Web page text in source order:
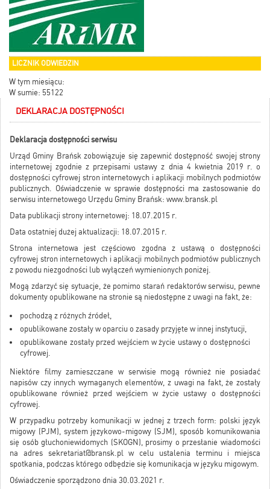
LICZNIK ODWIEDZIN
W tym miesiącu:
W sumie: 55122
DEKLARACJA DOSTĘPNOŚCI
Deklaracja dostępności serwisu
Urząd Gminy Brańsk zobowiązuje się zapewnić dostępność swojej strony
internetowej zgodnie z przepisami ustawy z dnia 4 kwietnia 2019 r. o
dostępności cyfrowej stron internetowych i aplikacji mobilnych podmiotów
publicznych. Oświadczenie w sprawie dostępności ma zastosowanie do
serwisu internetowego Urzędu Gminy Brańsk: www.bransk.pl
Data publikacji strony internetowej: 18.07.2015 r.
Data ostatniej dużej aktualizacji: 18.07.2015 r.
Strona internetowa jest częściowo zgodna z ustawą o dostępności
cyfrowej stron internetowych i aplikacji mobilnych podmiotów publicznych
z powodu niezgodności lub wyłączeń wymienionych poniżej.
Mogą zdarzyć się sytuacje, że pomimo starań redaktorów serwisu, pewne
dokumenty opublikowane na stronie są niedostępne z uwagi na fakt, że:
pochodzą z różnych źródeł,
opublikowane zostały w oparciu o zasady przyjęte w innej instytucji,
opublikowane zostały przed wejściem w życie ustawy o dostępności
cyfrowej.
Niektóre filmy zamieszczane w serwisie mogą również nie posiadać
napisów czy innych wymaganych elementów, z uwagi na fakt, że zostały
opublikowane również przed wejściem w życie ustawy o dostępności
cyfrowej.
W przypadku potrzeby komunikacji w jednej z trzech form: polski język
migowy (PJM), system językowo-migowy (SJM), sposób komunikowania
się osób głuchoniewidomych (SKOGN), prosimy o przesłanie wiadomości
na adres sekretariat@bransk.pl w celu ustalenia terminu i miejsca
spotkania, podczas którego odbędzie się komunikacja w języku migowym.
Oświadczenie sporządzono dnia 30.03.2021 r.